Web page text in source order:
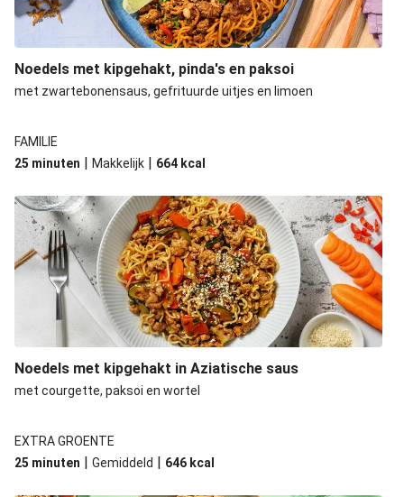
Gebakken rijst met roerei en paksoi
Double protein - Japanse noedelsoep met dubbele
portie kipfilet
Parelgerst met kogelbiefstuk en paksoi
Varkenshaas met Aziatische zoet-pittige saus
Wokschotel met biefstukreepjes en paksoi
Varkenshaas met Aziatische zoetpittige saus
Gekruide tofu met gegrilde paksoi
Kippendij in kokossaus met paksoi
Noedels met kipgehakt, pinda's en paksoi
met zwartebonensaus, gefrituurde uitjes en limoen
FAMILIE
25 minuten | Makkelijk | 664 kcal
Noedels met kipgehakt in Aziatische saus
met courgette, paksoi en wortel
EXTRA GROENTE
25 minuten | Gemiddeld | 646 kcal